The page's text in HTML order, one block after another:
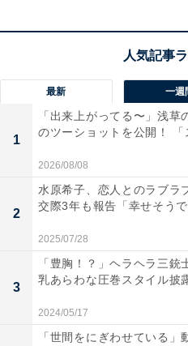
最新 一週
1
「出来上がってる〜」浅草
のツーショットを公開！
2026/08/08
2
水原希子、恋人とのラブラ
交際3年も報告「幸せそう
2025/07/28
3
「豊胸！？」ヘラヘラ三銃
乳あらわな圧巻スタイル披
2024/05/17
「世間をにぎわせている」